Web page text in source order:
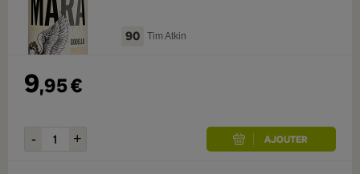
90 Tim Atkin
9,95€